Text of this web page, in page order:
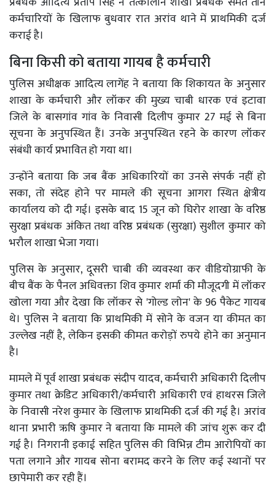
कर्मचारियों के खिलाफ बुधवार रात अरांव थाने में प्राथमिकी दर्ज
कराई है।
बिना किसी को बताया गायब है कर्मचारी
पुलिस अधीक्षक आदित्य लागेंह ने बताया कि शिकायत के अनुसार
शाखा के कर्मचारी और लॉकर की मुख्य चाबी धारक एवं इटावा
जिले के बासगांव गांव के निवासी दिलीप कुमार 27 मई से बिना
सूचना के अनुपस्थित हैं। उनके अनुपस्थित रहने के कारण लॉकर
संबंधी कार्य प्रभावित हो गया था।
उन्होंने बताया कि जब बैंक अधिकारियों का उनसे संपर्क नहीं हो
सका, तो संदेह होने पर मामले की सूचना आगरा स्थित क्षेत्रीय
कार्यालय को दी गई। इसके बाद 15 जून को घिरोर शाखा के वरिष्ठ
सुरक्षा प्रबंधक अंकित तथा वरिष्ठ प्रबंधक (सुरक्षा) सुशील कुमार को
भरौल शाखा भेजा गया।
पुलिस के अनुसार, दूसरी चाबी की व्यवस्था कर वीडियोग्राफी के
बीच बैंक के पैनल अधिवक्ता शिव कुमार शर्मा की मौजूदगी में लॉकर
खोला गया और देखा कि लॉकर से 'गोल्ड लोन' के 96 पैकेट गायब
थे। पुलिस ने बताया कि प्राथमिकी में सोने के वजन या कीमत का
उल्लेख नहीं है, लेकिन इसकी कीमत करोड़ों रुपये होने का अनुमान
है।
मामले में पूर्व शाखा प्रबंधक संदीप यादव, कर्मचारी अधिकारी दिलीप
कुमार तथा क्रेडिट अधिकारी/कर्मचारी अधिकारी एवं हाथरस जिले
के निवासी नरेश कुमार के खिलाफ प्राथमिकी दर्ज की गई है। अरांव
थाना प्रभारी ऋषि कुमार ने बताया कि मामले की जांच शुरू कर दी
गई है। निगरानी इकाई सहित पुलिस की विभिन्न टीम आरोपियों का
पता लगाने और गायब सोना बरामद करने के लिए कई स्थानों पर
छापेमारी कर रही हैं।